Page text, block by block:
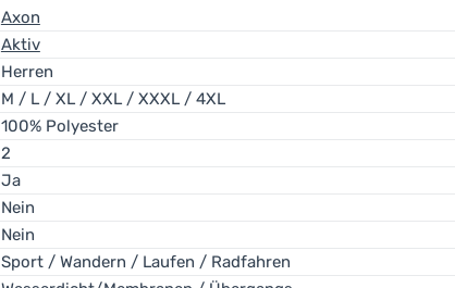
Axon
Aktiv
Herren
M / L / XL / XXL / XXXL / 4XL
100% Polyester
2
Ja
Nein
Nein
Sport / Wandern / Laufen / Radfahren